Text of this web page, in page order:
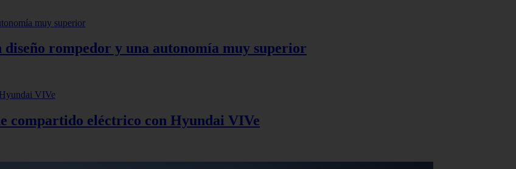
diseño rompedor y una autonomía muy superior
compartido eléctrico con Hyundai VIVe